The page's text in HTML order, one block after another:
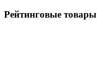
Рейтинговые товары